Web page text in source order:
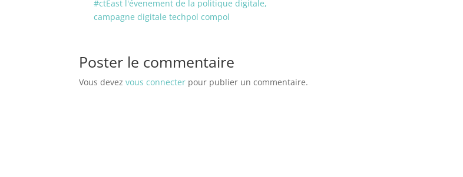
Poster le commentaire
Vous devezvous connecter pour publier un commentaire.